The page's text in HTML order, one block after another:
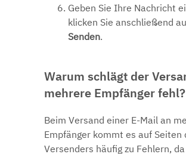
Geben Sie Ihre Nachricht
klicken Sie anschließend
Senden.
Warum schlägt der
mehrere Empfänger fehl?
Beim Versand einer E-Mail an
Empfänger kommt es auf Seiten
Versenders häufig zu Fehlern,